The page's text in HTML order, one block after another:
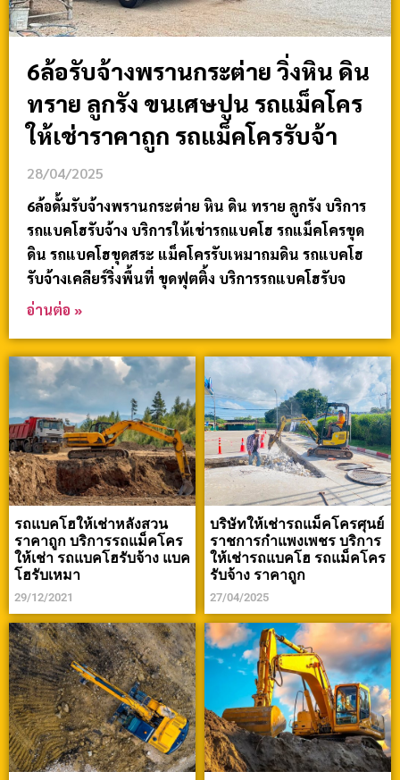
6ล้อรับจ้างพรานกระต่าย วิ่งหิน ดิน
ทราย ลูกรัง ขนเศษปูน รถแม็คโคร
ให้เช่าราคาถูก รถแม็คโครรับจ้า
28/04/2025
6ล้อดั้มรับจ้างพรานกระต่าย หิน ดิน ทราย ลูกรัง บริการ
รถแบคโฮรับจ้าง บริการให้เช่ารถแบคโฮ รถแม็คโครขุด
ดิน รถแบคโฮขุดสระ แม็คโครรับเหมาถมดิน รถแบคโฮ
รับจ้างเคลียร์ริ่งพื้นที่ ขุดฟุตติ้ง บริการรถแบคโฮรับจ
อ่านต่อ »
รถแบคโฮให้เช่าหลังสวน
ราคาถูก บริการรถแม็คโคร
ให้เช่า รถแบคโฮรับจ้าง แบค
โฮรับเหมา
29/12/2021
บริษัทให้เช่ารถแม็คโครศุนย์
ราชการกำแพงเพชร บริการ
ให้เช่ารถแบคโฮ รถแม็คโคร
รับจ้าง ราคาถูก
27/04/2025